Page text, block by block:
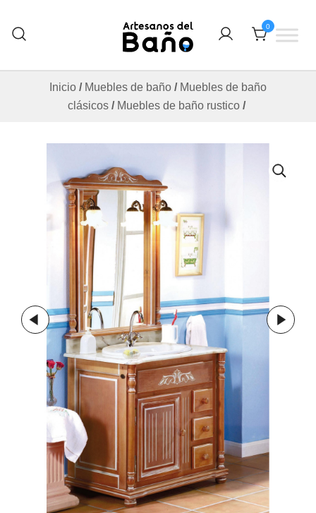
contenido
Artesanos Del Baño
0
Inicio / Muebles de baño / Muebles de baño
clásicos / Muebles de baño rustico /